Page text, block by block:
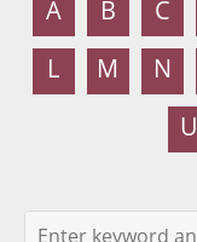
A B C
L M N
U